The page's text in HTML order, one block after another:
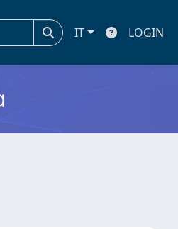
IT LOGIN